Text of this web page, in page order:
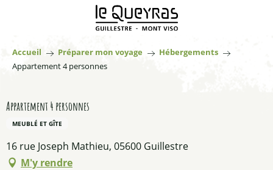
principal
Accueil Préparer mon voyage
Hébergements
Appartement 4 personnes
Appartement 4 personnes
MEUBLÉ ET GÎTE
16 rue Joseph Mathieu, 05600 Guillestre
M'y rendre